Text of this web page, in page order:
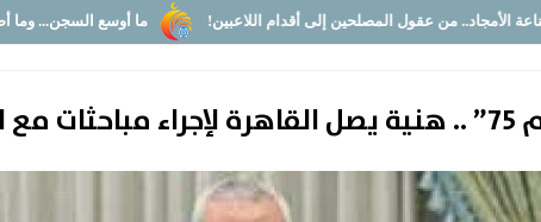
ما أوسع السجن... وما أضيق القلوب إلى أقدام اللاعبين!